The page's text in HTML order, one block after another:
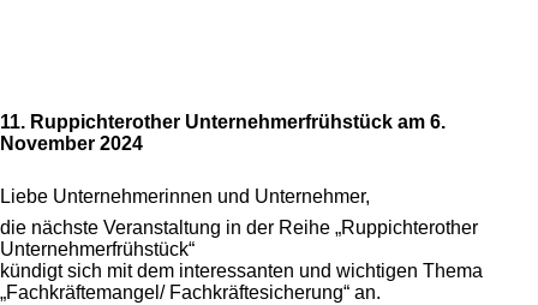
11. Ruppichterother Unternehmerfrühstück am 6.
November 2024
Liebe Unternehmerinnen und Unternehmer,
die nächste Veranstaltung in der Reihe „Ruppichterother
Unternehmerfrühstück“
kündigt sich mit dem interessanten und wichtigen Thema
„Fachkräftemangel/ Fachkräftesicherung“ an.